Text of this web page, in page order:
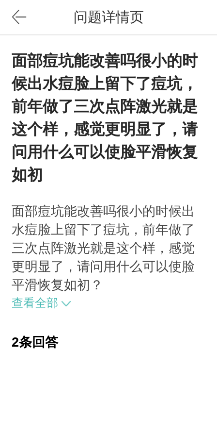
问题详情页
面部痘坑能改善吗很小的时
候出水痘脸上留下了痘坑，
前年做了三次点阵激光就是
这个样，感觉更明显了，请
问用什么可以使脸平滑恢复
如初
面部痘坑能改善吗很小的时候出
水痘脸上留下了痘坑，前年做了
三次点阵激光就是这个样，感觉
更明显了，请问用什么可以使脸
平滑恢复如初？
查看全部
2条回答